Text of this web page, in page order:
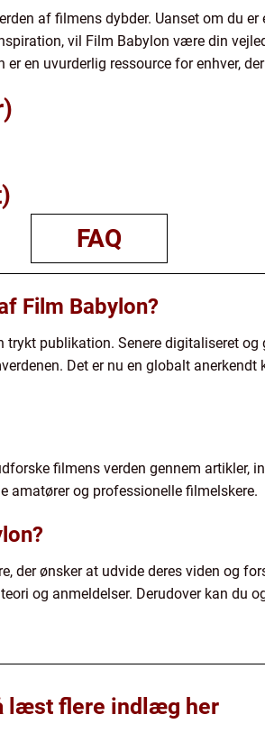
af filmens dybder. Uanset om du
vil Film Babylon være din
en uvurderlig ressource for enhver,
FAQ
Film Babylon?
publikation. Senere digitaliseret
Det er nu en globalt
filmens verden gennem artikler,
amatører og professionelle filmelskere.
ønsker at udvide deres viden og
og anmeldelser. Derudover kan du
læst flere indlæg her